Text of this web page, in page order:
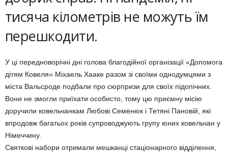
тисяча кілометрів не можуть їм
перешкодити.
У ці передноворічні дні голова благодійної організації «Допомога
дітям Ковеля» Міхаель Хааке разом зі своїми однодумцями з
міста Вальсроде подбали про сюрпризи для своїх підопічних.
Вони не змогли приїхати особисто, тому цю приємну місію
доручили ковельчанкам Любові Семенюк і Тетяні Пановій, які
впродовж багатьох років супроводжують групу юних ковельчан у
Німеччину.
Святкові набори отримали мешканці стаціонарного відділення,